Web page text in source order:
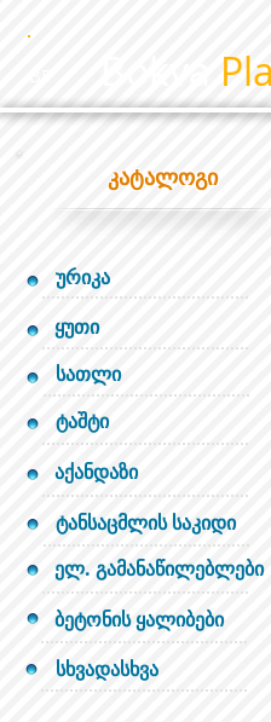
კატალოგი
ურიკა
ყუთი
სათლი
ტაშტი
აქანდაზი
ტანსაცმლის საკიდი
ელ. გამანაწილებლები
ბეტონის ყალიბები
სხვადასხვა